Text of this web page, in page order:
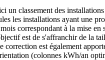
un classement des
les installations ayant une
correspondant à la mise
est de s'affranchir de la
correction est également
(colonnes kWh/an